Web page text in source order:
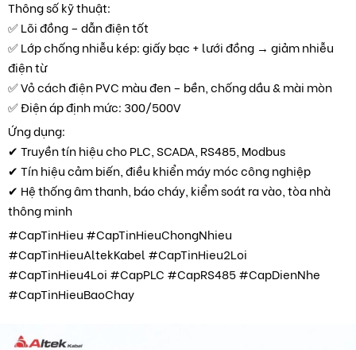
Thông số kỹ thuật:
✅ Lõi đồng – dẫn điện tốt
✅ Lớp chống nhiễu kép: giấy bạc + lưới đồng → giảm nhiễu
điện từ
✅ Vỏ cách điện PVC màu đen – bền, chống dầu & mài mòn
✅ Điện áp định mức: 300/500V
Ứng dụng:
✔ Truyền tín hiệu cho PLC, SCADA, RS485, Modbus
✔ Tín hiệu cảm biến, điều khiển máy móc công nghiệp
✔ Hệ thống âm thanh, báo cháy, kiểm soát ra vào, tòa nhà
thông minh
#CapTinHieu #CapTinHieuChongNhieu
#CapTinHieuAltekKabel #CapTinHieu2Loi
#CapTinHieu4Loi #CapPLC #CapRS485 #CapDienNhe
#CapTinHieuBaoChay